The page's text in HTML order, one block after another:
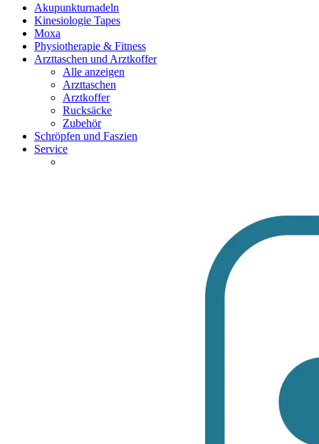
Akupunkturnadeln
Kinesiologie Tapes
Moxa
Physiotherapie & Fitness
Arzttaschen und Arztkoffer
Alle anzeigen
Arzttaschen
Arztkoffer
Rucksäcke
Zubehör
Schröpfen und Faszien
Service